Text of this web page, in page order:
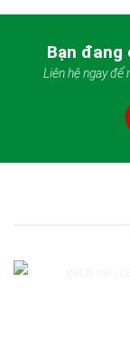
Bạn
Liên hệ ngay để